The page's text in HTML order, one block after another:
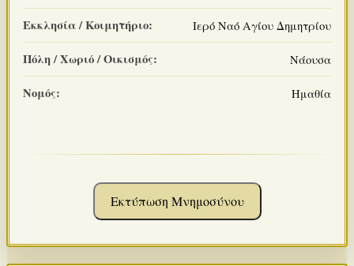
Εκκλησία / Κοιμητήριο: Ιερό Ναό Αγίου Δημητρίου
Πόλη / Χωριό / Οικισμός: Νάουσα
Νομός: Ημαθία
Εκτύπωση Μνημοσύνου